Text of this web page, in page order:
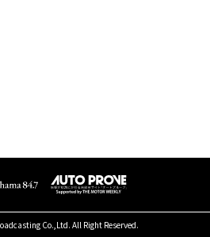
Co.,Ltd. All Right Reserved.